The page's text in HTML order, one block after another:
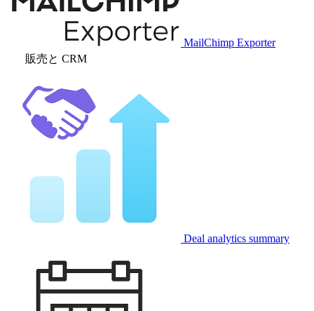
MailChimp Exporter
販売と CRM
Deal analytics summary